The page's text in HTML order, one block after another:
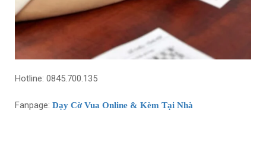
Hotline: 0845.700.135
Fanpage: Dạy Cờ Vua Online & Kèm Tại Nhà